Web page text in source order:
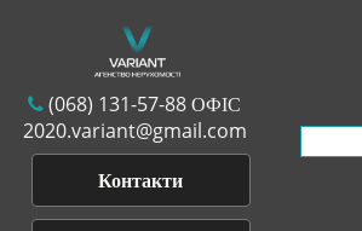
(068) 131-57-88 ОФІС
2020.variant@gmail.com
Контакти